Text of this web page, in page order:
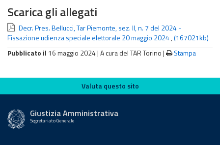
Scarica gli allegati
Decr. Pres. Bellucci, Tar Piemonte, sez. II, n. 7 del 2024 -
Fissazione udienza speciale elettorale 20 maggio 2024,(167021kb)
Pubblicato il 16 maggio 2024 |A cura del TAR Torino| Stampa
Valuta questo sito
Valuta questo sito
Giustizia Amministrativa
Segretariato Generale